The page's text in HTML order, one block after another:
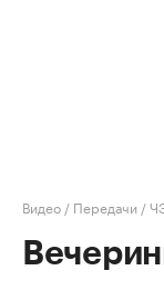
Видео / Передачи /